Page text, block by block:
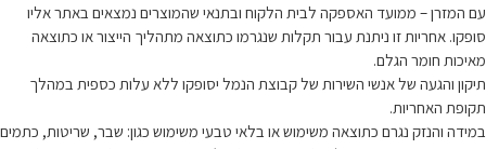
עם המזרן – ממועד האספקה לבית הלקוח ובתנאי שהמוצרים נמצאים באתר אליו
סופקו. אחריות זו ניתנת עבור תקלות שנגרמו כתוצאה מתהליך הייצור או כתוצאה
מאיכות חומר הגלם.
תיקון והגעה של אנשי השירות של קבוצת הנמל יסופקו ללא עלות כספית במהלך
תקופת האחריות.
במידה והנזק נגרם כתוצאה משימוש או בלאי טבעי משימוש כגון: שבר, שריטות, כתמים